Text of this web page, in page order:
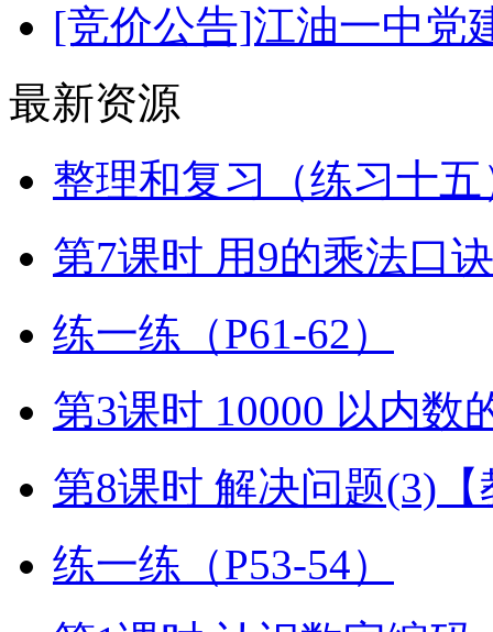
[竞价公告]江油一中党
最新资源
整理和复习（练习十五
第7课时 用9的乘法口
练一练（P61-62）
第3课时 10000 以内数
第8课时 解决问题(3)
练一练（P53-54）